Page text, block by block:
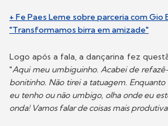
+ Fe Paes Leme sobre parceria com Gio
"Transformamos birra em amizade"
Logo após a fala, a dançarina fez
"Aqui meu umbiguinho. Acabei de
bonitinho. Não tirei a tatuagem.
eu tenho ou não umbigo, olha onde eu
onda! Vamos falar de coisas mais